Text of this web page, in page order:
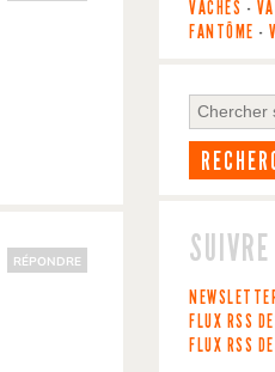
RÉPONDRE
VACHES -
FANTÔME -
FLUX RSS
FLUX RSS